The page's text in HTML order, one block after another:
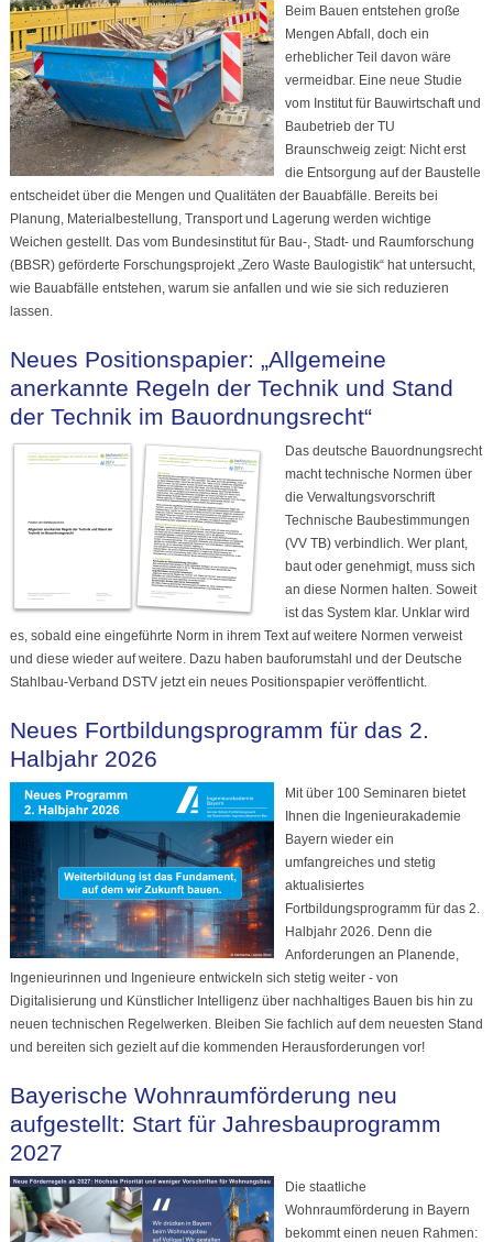
Beim Bauen entstehen große
Mengen Abfall, doch ein
erheblicher Teil davon wäre
vermeidbar. Eine neue Studie
vom Institut für Bauwirtschaft und
Baubetrieb der TU
Braunschweig zeigt: Nicht erst
die Entsorgung auf der Baustelle
entscheidet über die Mengen und Qualitäten der Bauabfälle. Bereits bei
Planung, Materialbestellung, Transport und Lagerung werden wichtige
Weichen gestellt. Das vom Bundesinstitut für Bau-, Stadt- und Raumforschung
(BBSR) geförderte Forschungsprojekt „Zero Waste Baulogistik“ hat untersucht,
wie Bauabfälle entstehen, warum sie anfallen und wie sie sich reduzieren
lassen.
Neues Positionspapier: „Allgemeine
anerkannte Regeln der Technik und Stand
der Technik im Bauordnungsrecht“
Das deutsche Bauordnungsrecht
macht technische Normen über
die Verwaltungsvorschrift
Technische Baubestimmungen
(VV TB) verbindlich. Wer plant,
baut oder genehmigt, muss sich
an diese Normen halten. Soweit
ist das System klar. Unklar wird
es, sobald eine eingeführte Norm in ihrem Text auf weitere Normen verweist
und diese wieder auf weitere. Dazu haben bauforumstahl und der Deutsche
Stahlbau-Verband DSTV jetzt ein neues Positionspapier veröffentlicht.
Neues Fortbildungsprogramm für das 2.
Halbjahr 2026
Mit über 100 Seminaren bietet
Ihnen die Ingenieurakademie
Bayern wieder ein
umfangreiches und stetig
aktualisiertes
Fortbildungsprogramm für das 2.
Halbjahr 2026. Denn die
Anforderungen an Planende,
Ingenieurinnen und Ingenieure entwickeln sich stetig weiter - von
Digitalisierung und Künstlicher Intelligenz über nachhaltiges Bauen bis hin zu
neuen technischen Regelwerken. Bleiben Sie fachlich auf dem neuesten Stand
und bereiten sich gezielt auf die kommenden Herausforderungen vor!
Bayerische Wohnraumförderung neu
aufgestellt: Start für Jahresbauprogramm
2027
Die staatliche
Wohnraumförderung in Bayern
bekommt einen neuen Rahmen: